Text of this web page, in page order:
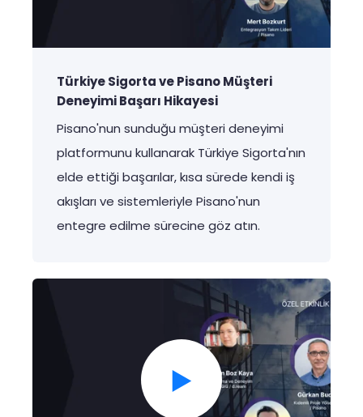
Türkiye Sigorta ve Pisano Müşteri
Deneyimi Başarı Hikayesi
Pisano'nun sunduğu müşteri deneyimi
platformunu kullanarak Türkiye Sigorta'nın
elde ettiği başarılar,kısa sürede kendi iş
akışları ve sistemleriyle Pisano'nun
entegre edilme sürecine göz atın.